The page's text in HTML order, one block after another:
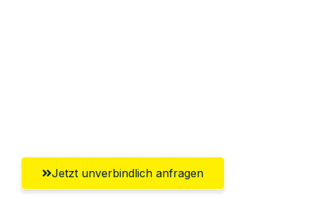
Jetzt unverbindlich anfragen